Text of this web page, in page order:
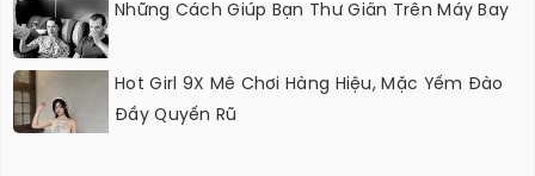
Những Cách Giúp Bạn Thư Giãn Trên Máy Bay
Hot Girl 9X Mê Chơi Hàng Hiệu, Mặc Yếm Đào
Đầy Quyến Rũ